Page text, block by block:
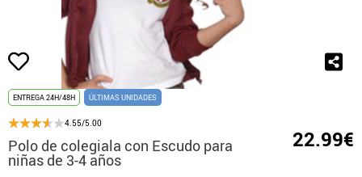
ENTREGA 24H/48H ÚLTIMAS UNIDADES
4.55/5.00
Polo de colegiala con Escudo para
niñas de 3-4 años
22.99€